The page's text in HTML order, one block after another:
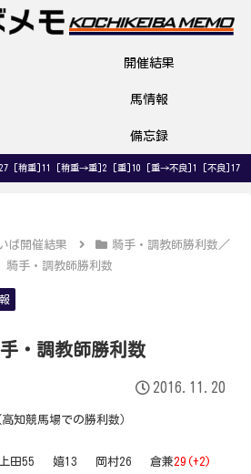
開催結果
馬情報
備忘録
[稍重]11 [稍重→重]2 [重]10 [重→不良]1 [不良]17
ば開催結果
騎手・調教師勝利数／
手・調教師勝利数
・調教師勝利数
2016.11.20
知競馬場での勝利数）
田55 嬉13 岡村26 倉兼29(+2)